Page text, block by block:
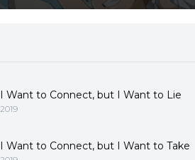
I Want to Connect, but I Want to Lie
2019
I Want to Connect, but I Want to Take